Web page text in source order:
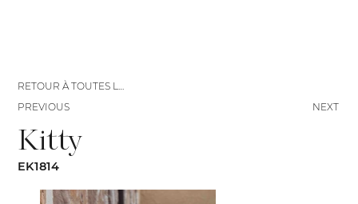
Kitty
EK1814
NEXT
RETOUR À TOUTES LES ROBES
PREVIOUS